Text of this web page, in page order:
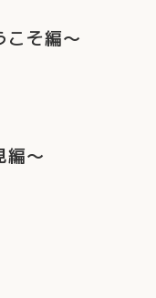
こそ編～
編～